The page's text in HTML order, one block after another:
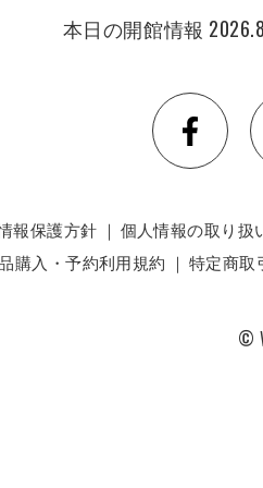
本日の開館情報
報保護方針 ｜ 個人情報の取り扱
購入・予約利用規約 ｜ 特定商取
©